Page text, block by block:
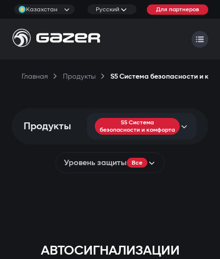
Казахстан Русский Для партнеров
Главная Продукты S5 Система безопасности и
Продукты
S5 Система
безопасности и комфорта
Уровень защиты Все
АВТОСИГНАЛИЗАЦИИ